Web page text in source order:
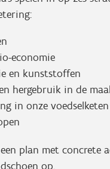
economie
en kunststoffen
hergebruik in de
in onze voedselketen
plan met concrete
op.